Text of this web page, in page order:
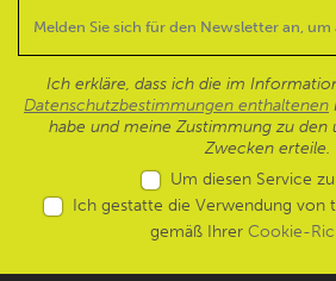
Ich erkläre, dass ich die im
Datenschutzbestimmungen enthaltenen
habe und meine Zustimmung zu den
Zwecken erteile.
Um diesen Service
Ich gestatte die Verwendung von
gemäß Ihrer Cookie-